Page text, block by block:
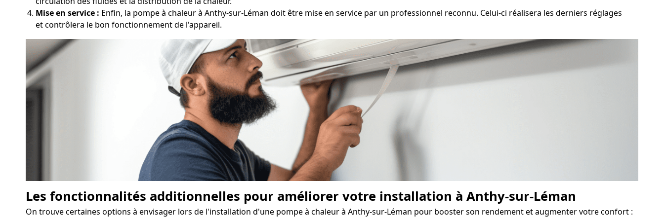
Mise en service : Enfin, la pompe à chaleur à Anthy-sur-Léman doit être mise en service par un professionnel reconnu. Celui-ci réalisera les derniers réglages
et contrôlera le bon fonctionnement de l'appareil.
Les fonctionnalités additionnelles pour améliorer votre installation à Anthy-sur-Léman
On trouve certaines options à envisager lors de l'installation d'une pompe à chaleur à Anthy-sur-Léman pour booster son rendement et augmenter votre confort :